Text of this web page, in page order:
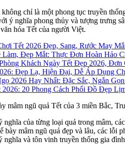
chỉ là một phong tục truyền
ý nghĩa phong thủy và tượng trưng
hóa Tết của người Việt.
Tết 2026 Đẹp, Sang, Rước May
Đẹp Mắt: Thực Đơn Hoàn Hảo
Khách Ngày Tết Đẹp 2026,
Đẹp Lạ, Hiện Đại, Dễ Áp Dụng
2026 Hay Nhất: Đặc Sắc, Ngắn
2026: 20 Phong Cách Phối Đồ Đẹp
mâm ngũ quả Tết của 3 miền Bắc,
của từng loại quả trong mâm,
bày mâm ngũ quả đẹp và lâu, các lỗi
nghĩa và tôn vinh truyền thống gia